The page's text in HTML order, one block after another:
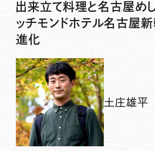
出来立て料理と名古屋めし
ッチモンドホテル名古屋
進化
土庄雄平